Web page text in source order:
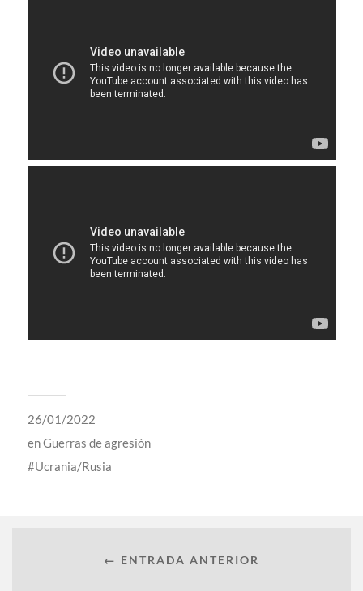
26/01/2022
enGuerras de agresión
Ucrania/Rusia
← ENTRADA ANTERIOR